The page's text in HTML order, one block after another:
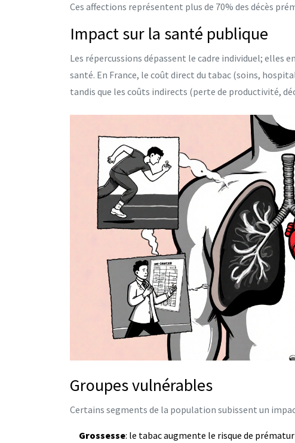
Ces affections représentent plus de 70% des décès
Impact sur la santé publique
Les répercussions dépassent le cadre individuel; elles
santé. En France, le coût direct du tabac (soins,
tandis que les coûts indirects (perte de productivité,
Groupes vulnérables
Certains segments de la population subissent un
Grossesse: le tabac augmente le risque de